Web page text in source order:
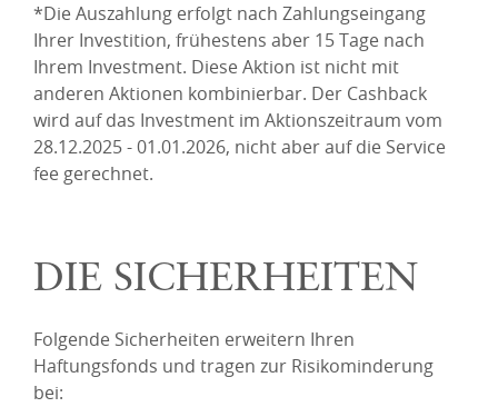
*Die Auszahlung erfolgt nach Zahlungseingang
Ihrer Investition, frühestens aber 15 Tage nach
Ihrem Investment. Diese Aktion ist nicht mit
anderen Aktionen kombinierbar. Der Cashback
wird auf das Investment im Aktionszeitraum vom
28.12.2025 - 01.01.2026, nicht aber auf die Service
fee gerechnet.
DIE SICHERHEITEN
Folgende Sicherheiten erweitern Ihren
Haftungsfonds und tragen zur Risikominderung
bei: